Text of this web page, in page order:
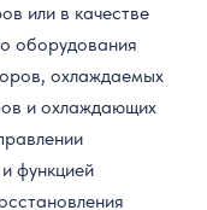
или в качестве
оборудования
охлаждаемых
и охлаждающих
функцией